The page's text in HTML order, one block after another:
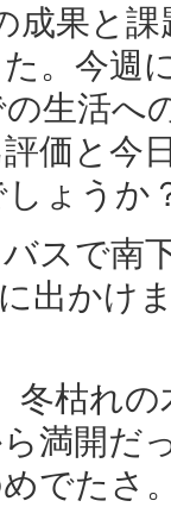
成果と
。今週
生活へ
価と今
ょうか
スで南
出かけ
枯れの
満開だ
でたさ